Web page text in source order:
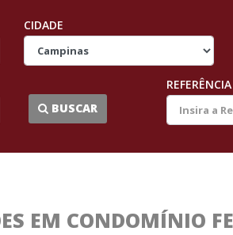
CIDADE
BUSCAR
REFERÊNCIA
EM CONDOMÍNIO